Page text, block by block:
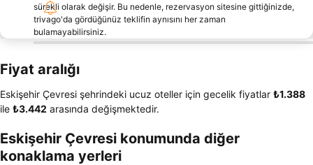
sürekli olarak değişir. Bu nedenle, rezervasyon sitesine gittiğinizde,
trivago'da gördüğünüz teklifin aynısını her zaman
bulamayabilirsiniz.
Fiyat aralığı
Eskişehir Çevresi şehrindeki ucuz oteller için gecelik fiyatlar ‎₺1.388
ile ‎₺3.442 arasında değişmektedir.
Eskişehir Çevresi konumunda diğer
konaklama yerleri